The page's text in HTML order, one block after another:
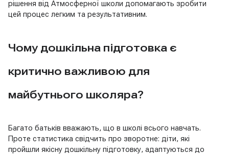
рішення від Атмосферної школи допомагають зробити
цей процес легким та результативним.
Чому дошкільна підготовка є
критично важливою для
майбутнього школяра?
Багато батьків вважають, що в школі всього навчать.
Проте статистика свідчить про зворотне: діти, які
пройшли якісну дошкільну підготовку, адаптуються до